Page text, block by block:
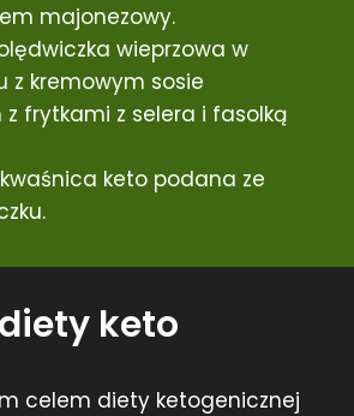
majonezowy.
wieprzowa w
z kremowym sosie
frytkami z selera i fasolką
kwaśnica keto podana ze
keto
celem diety ketogenicznej